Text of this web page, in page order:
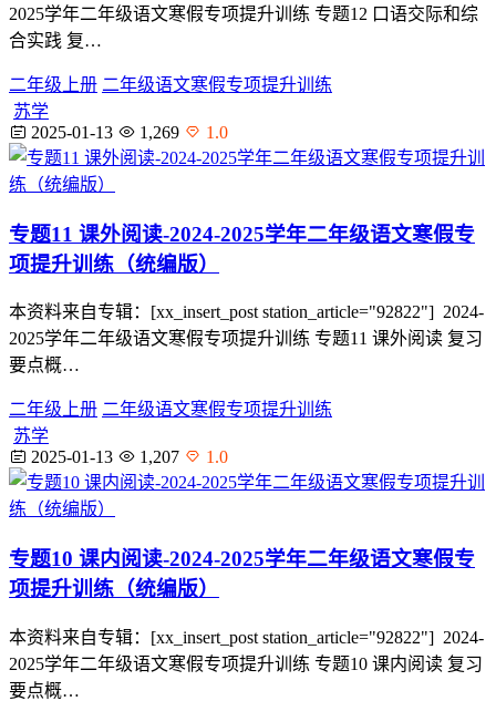
2025学年二年级语文寒假专项提升训练 专题12 口语交际和综
合实践 复…
二年级上册 二年级语文寒假专项提升训练
苏学
2025-01-13
1,269 1.0
专题11 课外阅读-2024-2025学年二年级语文寒假专
项提升训练（统编版）
本资料来自专辑：[xx_insert_post station_article="92822"] 2024-
2025学年二年级语文寒假专项提升训练 专题11 课外阅读 复习
要点概…
二年级上册 二年级语文寒假专项提升训练
苏学
2025-01-13
1,207 1.0
专题10 课内阅读-2024-2025学年二年级语文寒假专
项提升训练（统编版）
本资料来自专辑：[xx_insert_post station_article="92822"] 2024-
2025学年二年级语文寒假专项提升训练 专题10 课内阅读 复习
要点概…